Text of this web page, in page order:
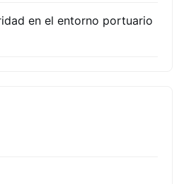
en el entorno portuario